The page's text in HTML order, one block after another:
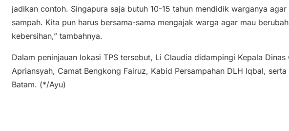
jadikan contoh. Singapura saja butuh 10-15 tahun mendidik warganya
sampah. Kita pun harus bersama-sama mengajak warga agar mau
kebersihan,” tambahnya.
Dalam peninjauan lokasi TPS tersebut, Li Claudia didampingi Kepala Dinas
Apriansyah, Camat Bengkong Fairuz, Kabid Persampahan DLH Iqbal,
Batam. (*/Ayu)